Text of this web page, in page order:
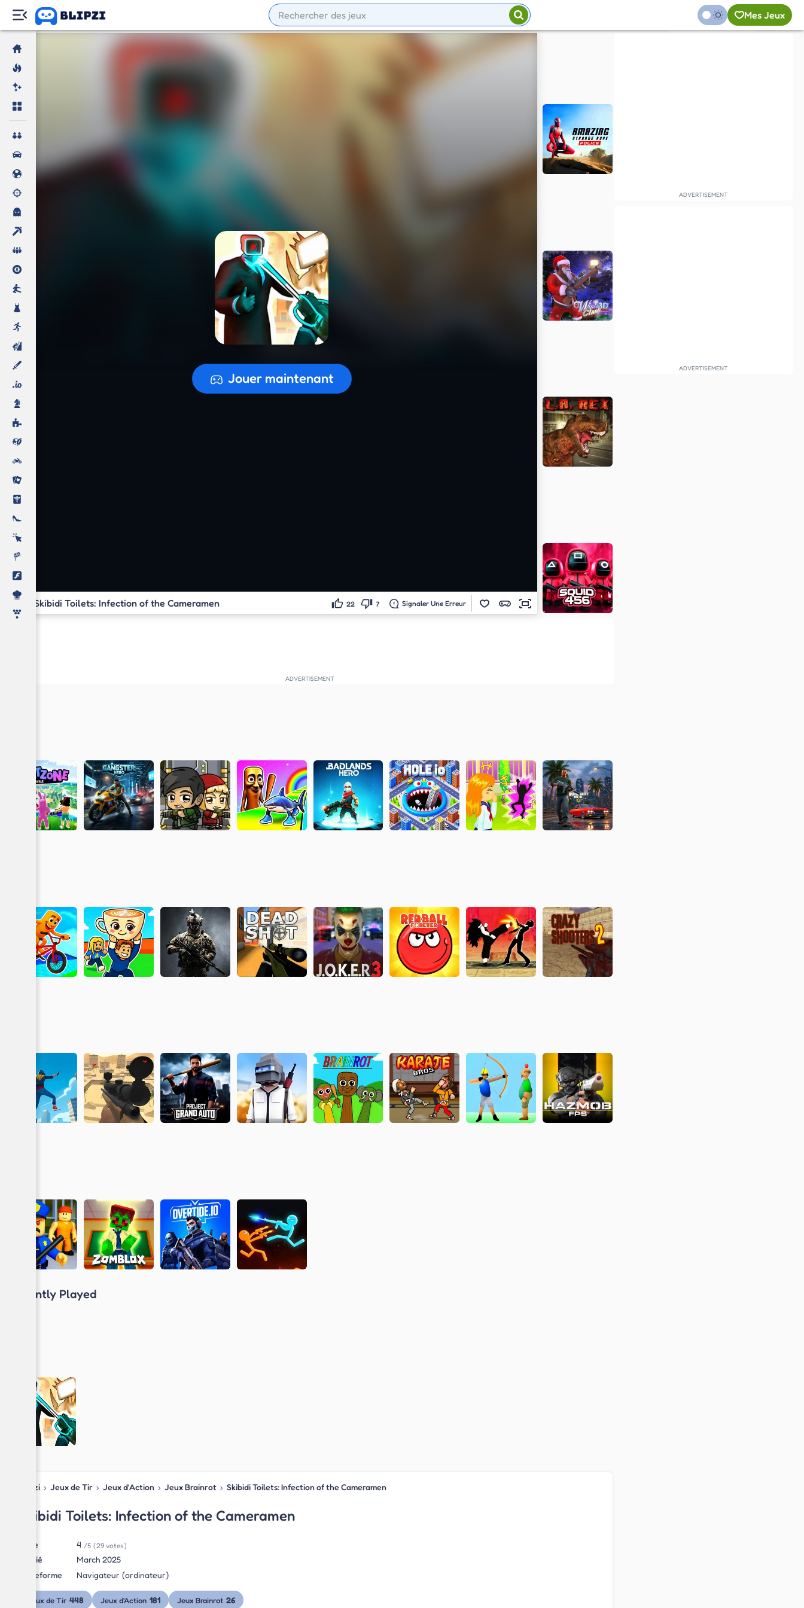
Mes Jeux
Jouer maintenant
Préparation du jeu...
Skibidi Toilets: Infection of the Cameramen 22 7 Signaler Une Erreur
Recently Played
Blipzi › Jeux de Tir › Jeux d'Action › Jeux Brainrot › Skibidi Toilets: Infection of the Cameramen
Skibidi Toilets: Infection of the Cameramen
Note 4 /5 (29 votes)
Publié
March 2025
Plateforme
Navigateur (ordinateur)
Jeux de Tir 448 Jeux d'Action 181 Jeux Brainrot 26